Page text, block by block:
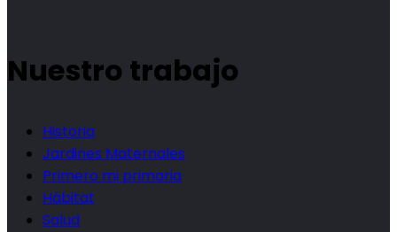
Nuestro trabajo
Historia
Jardines Maternales
Primero mi primaria
Hábitat
Salud